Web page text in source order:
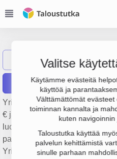
Valitse
Käytämme evästeitä
käyttöä ja
Välttämättömät
toiminnan kannalta ja
kuten navigoinnin
Taloustutka käyttää
palvelun kehittämistä
sinulle parhaan
Näytä haku
Raportit
Yrityksen Vocatum Oy
€ ja henkilöstömäärä 12. Sen
luokittelematon monenlainen
palvelutoiminta,
Yrityksen yhtiömuoto